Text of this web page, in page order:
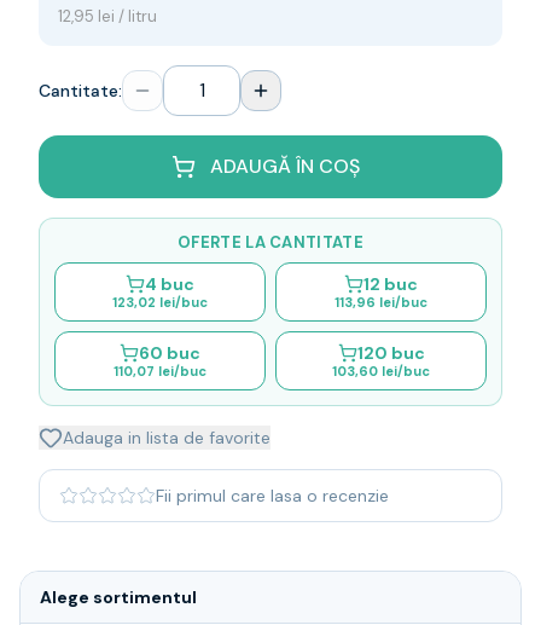
Spumante
Single malt
Japanese
Blanded Japanese
Canadian
Coniac & Brandy
Vodka
Tequila
Lichior
Vermut & bitter
Altele
Soft Drinks
12,95 lei / litru
Cantitate:
ADAUGĂ ÎN COȘ
OFERTE LA CANTITATE
4 buc
123,02 lei/buc
12 buc
113,96 lei/buc
60 buc
110,07 lei/buc
120 buc
103,60 lei/buc
Adauga in lista de favorite
Fii primul care lasa o recenzie
Alege sortimentul